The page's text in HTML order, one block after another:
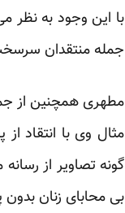
جمله منتقدان
مطهری همچنین از
گونه تصاویر از
بی محابای زنان